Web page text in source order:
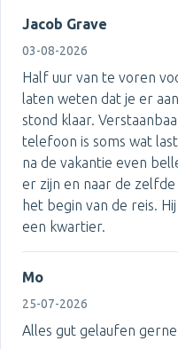
Jacob Grave
03-08-2026
Half uur van te voren
laten weten dat je er
stond klaar.
telefoon is soms wat
na de vakantie even
er zijn en naar de
het begin van de reis.
een kwartier.
Mo
25-07-2026
Alles gut gelaufen